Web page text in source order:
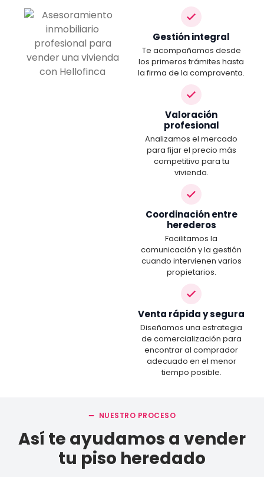
Gestión integral
Te acompañamos desde
los primeros trámites hasta
la firma de la compraventa.
Valoración
profesional
Analizamos el mercado
para fijar el precio más
competitivo para tu
vivienda.
Coordinación entre
herederos
Facilitamos la
comunicación y la gestión
cuando intervienen varios
propietarios.
Venta rápida y segura
Diseñamos una estrategia
de comercialización para
encontrar al comprador
adecuado en el menor
tiempo posible.
NUESTRO PROCESO
Así te ayudamos a vender
tu piso heredado